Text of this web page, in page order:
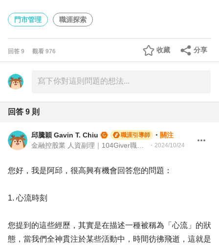
門市管理 職涯探索
回答 9 觀看 976 分享
收藏
回答 9 則
邱騰穎 Gavin T. Chiu 職涯引導師 ・ 關注
・ 2024/10/24
您好，我是阿邱，很高興有機會回答您的問題：
1. 心流時刻
您提到的這些經歷，其實是在描述一種被稱為「心流」的狀
態，當我們全神貫注於某些活動中，時間彷彿飛逝，這就是